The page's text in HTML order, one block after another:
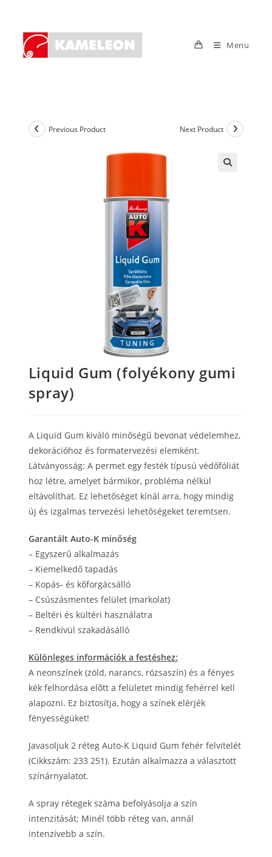
content
Menu
Previous Product Next Product
Liquid Gum (folyékony gumi
spray)
A Liquid Gum kiváló minőségű bevonat védelemhez,
dekorációhoz és formatervezési elemként.
Látványosság: A permet egy festék típusú védőfóliát
hoz létre, amelyet bármikor, probléma nélkül
eltávolíthat. Ez lehetőséget kínál arra, hogy mindig
új és izgalmas tervezési lehetőségeket teremtsen.
Garantált Auto-K minőség
– Egyszerű alkalmazás
– Kiemelkedő tapadás
– Kopás- és kőforgácsálló
– Csúszásmentes felület (markolat)
– Beltéri és kültéri használatra
– Rendkívül szakadásálló
Különleges információk a festéshez:
A neonszínek (zöld, narancs, rózsaszín) és a fényes
kék felhordása elõtt a felületet mindig fehérrel kell
alapozni. Ez biztosítja, hogy a színek elérjék
fényességüket!
Javasoljuk 2 réteg Auto-K Liquid Gum fehér felvitelét
(Cikkszám: 233 251). Ezután alkalmazza a választott
színárnyalatot.
A spray rétegek száma befolyásolja a szín
intenzitását; Minél több réteg van, annál
intenzívebb a szín.